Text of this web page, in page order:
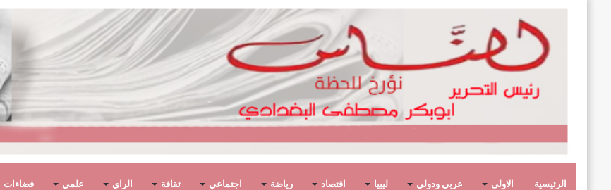
الرئيسية الاولى عربي ودولي ليبيا اقتصاد رياضة اجتماعي ثقافة الراي علمي فضاءات